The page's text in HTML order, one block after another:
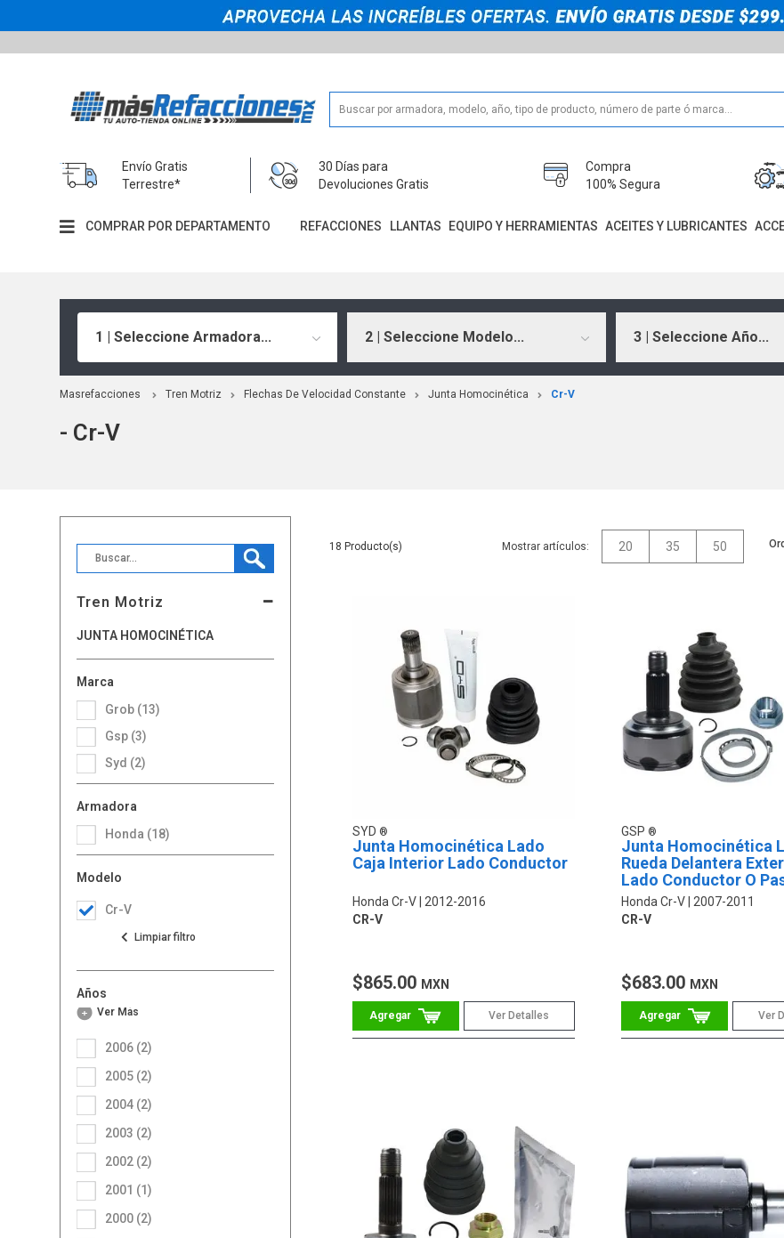
Envío Gratis
Terrestre*
30 Días para
Devoluciones Gratis
Compra
100% Segura
COMPRAR POR DEPARTAMENTO REFACCIONES LLANTAS EQUIPO Y HERRAMIENTAS ACEITES Y LUBRICANTES
1 | Seleccione Armadora... 2 | Seleccione Modelo... 3 | Seleccione Año...
Masrefacciones Tren Motriz Flechas De Velocidad Constante Junta Homocinética Cr-V
- Cr-V
Tren Motriz
JUNTA HOMOCINÉTICA
Marca
Grob (13)
Gsp (3)
Syd (2)
Armadora
Honda (18)
Modelo
Cr-V
Años
2000 (2)
2001 (1)
2002 (2)
2003 (2)
2004 (2)
2005 (2)
2006 (2)
Ver Más
18 Mostrar artículos: 20 35 50
SYD
Junta Homocinética Lado
Caja Interior Lado Conductor
Honda Cr-V
2012-2016
CR-V
$865.00 MXN
Ver Detalles
GSP
Junta Homocinética
Rueda Delantera
Lado Conductor O
Honda Cr-V
2007-2011
CR-V
$683.00 MXN
Ver